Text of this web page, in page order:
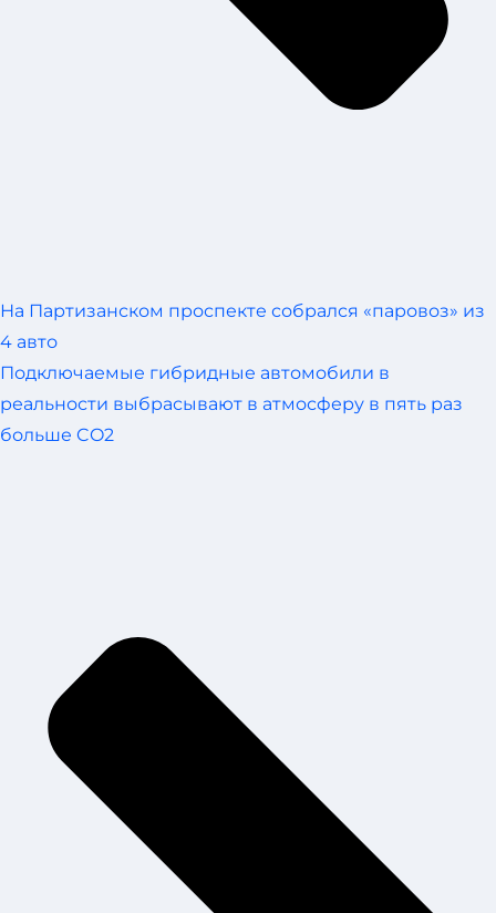
На Партизанском проспекте собрался «паровоз» из
4 авто
Подключаемые гибридные автомобили в
реальности выбрасывают в атмосферу в пять раз
больше CO2